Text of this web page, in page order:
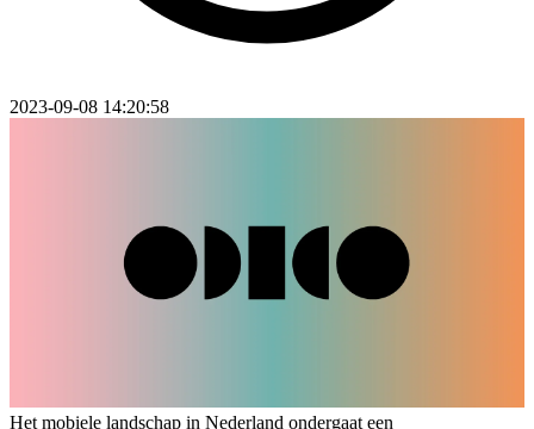
2023-09-08 14:20:58
Het mobiele landschap in Nederland ondergaat een